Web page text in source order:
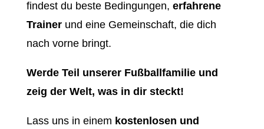
findest du beste Bedingungen, erfahrene
Trainerund eine Gemeinschaft, die dich
nach vorne bringt.
Werde Teil unserer Fußballfamilie und
zeig der Welt, was in dir steckt!
Lass uns in einem kostenlosen und